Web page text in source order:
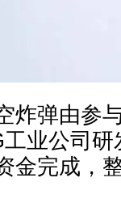
炸弹由参
业公司
金完成，